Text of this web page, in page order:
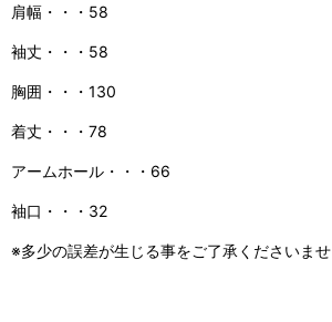
肩幅・・・58
袖丈・・・58
胸囲・・・130
着丈・・・78
アームホール・・・66
袖口・・・32
※多少の誤差が生じる事をご了承くださいませ